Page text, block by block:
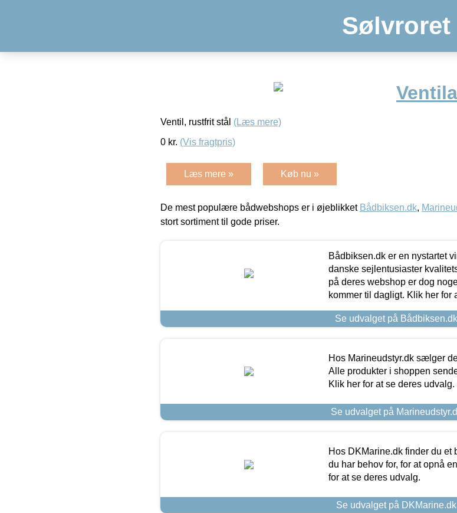
Sølvroret
Ventil, rustfrit stål (Læs mere)
0 kr. (Vis fragtpris)
Læs mere » Køb nu »
De mest populære bådwebshops er i øjeblikket Bådbiksen.dk,
stort sortiment til gode priser.
Bådbiksen.dk er en nystartet
danske sejlentusiaster
på deres webshop er dog
kommer til dagligt. Klik her for
Se udvalget på Bådbiksen.dk
Hos Marineudstyr.dk sælger
Alle produkter i shoppen
Klik her for at se deres udvalg.
Se udvalget på
Hos DKMarine.dk finder du et
du har behov for, for at opnå
for at se deres udvalg.
Se udvalget på DKMarine.dk